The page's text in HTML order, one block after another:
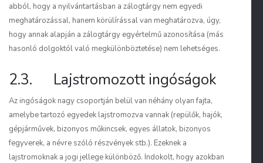
abból, hogy a nyilvántartásban a zálogtárgy nem egyedi
meghatározással, hanem körülírással van meghatározva, úgy,
hogy annak alapján a zálogtárgy egyértelmű azonosítása (más
hasonló dolgoktól való megkülönböztetése) nem lehetséges.
2.3. Lajstromozott ingóságok
Az ingóságok nagy csoportján belül van néhány olyan fajta,
amelybe tartozó egyedek lajstromozva vannak (repülők, hajók,
gépjárművek, bizonyos műkincsek, egyes állatok, bizonyos
fegyverek, a névre szóló részvények stb.). Ezeknek a
lajstromoknak a jogi jellege különböző. Indokolt, hogy azokban